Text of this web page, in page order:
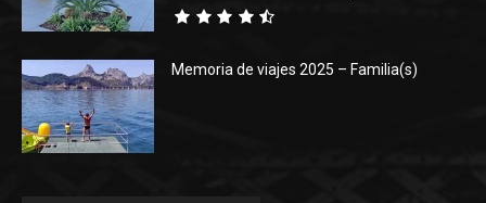
Memoria de viajes 2025 – Familia(s)